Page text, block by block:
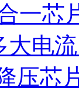
一芯
大电流
压芯